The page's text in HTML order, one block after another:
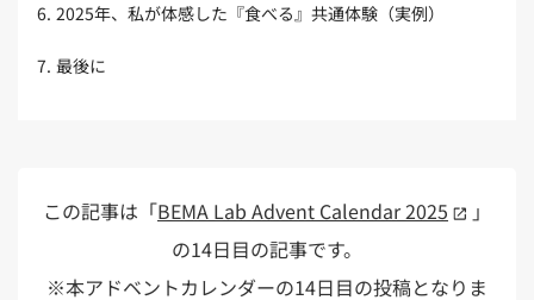
この記事は「BEMA Lab Advent Calendar 2025
」
の14日目の記事です。
※本アドベントカレンダーの14日目の投稿となりま
6. 2025年、私が体感した『食べる』共通体験（実例）
7. 最後に